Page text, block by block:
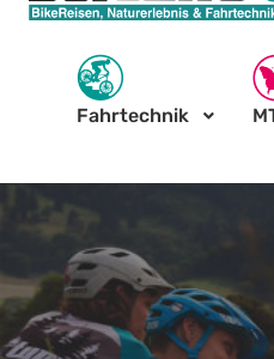
Fahrtechnik